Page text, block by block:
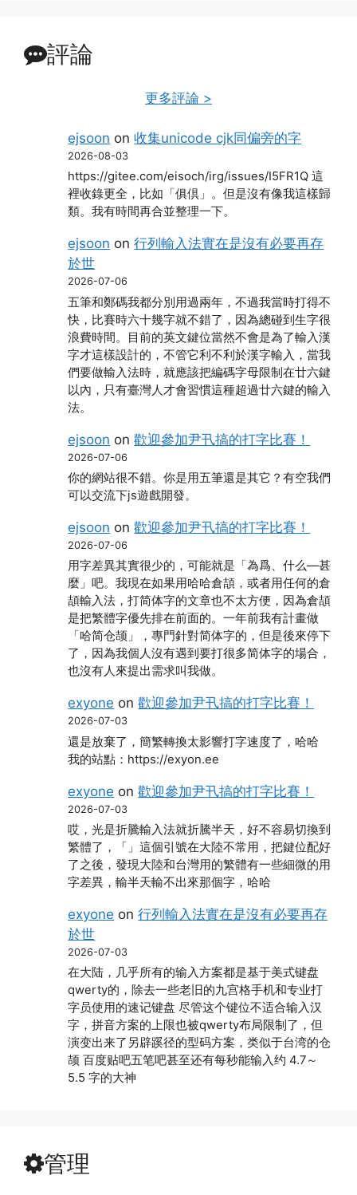
評論
更多評論 >
ejsoon on收集unicode cjk同偏旁的字
2026-08-03
https://gitee.com/eisoch/irg/issues/I5FR1Q 這
裡收錄更全，比如「俱倶」。但是沒有像我這樣歸
類。我有時間再合並整理一下。
ejsoon on行列輸入法實在是沒有必要再存
於世
2026-07-06
五筆和鄭碼我都分別用過兩年，不過我當時打得不
快，比賽時六十幾字就不錯了，因為總碰到生字很
浪費時間。目前的英文鍵位當然不會是為了輸入漢
字才這樣設計的，不管它利不利於漢字輸入，當我
們要做輸入法時，就應該把編碼字母限制在廿六鍵
以內，只有臺灣人才會習慣這種超過廿六鍵的輸入
法。
ejsoon on歡迎參加尹卂搞的打字比賽！
2026-07-06
你的網站很不錯。你是用五筆還是其它？有空我們
可以交流下js遊戲開發。
ejsoon on歡迎參加尹卂搞的打字比賽！
2026-07-06
用字差異其實很少的，可能就是「為爲、什么―甚
麼」吧。我現在如果用哈哈倉頡，或者用任何的倉
頡輸入法，打简体字的文章也不太方便，因為倉頡
是把繁體字優先排在前面的。一年前我有計畫做
「哈简仓颉」，專門針對简体字的，但是後來停下
了，因為我個人沒有遇到要打很多简体字的場合，
也沒有人來提出需求叫我做。
exyone on歡迎參加尹卂搞的打字比賽！
2026-07-03
還是放棄了，簡繁轉換太影響打字速度了，哈哈
我的站點：https://exyon.ee
exyone on歡迎參加尹卂搞的打字比賽！
2026-07-03
哎，光是折騰輸入法就折騰半天，好不容易切換到
繁體了，「」這個引號在大陸不常用，把鍵位配好
了之後，發現大陸和台灣用的繁體有一些細微的用
字差異，輸半天輸不出來那個字，哈哈
exyone on行列輸入法實在是沒有必要再存
於世
2026-07-03
在大陆，几乎所有的输入方案都是基于美式键盘
qwerty的，除去一些老旧的九宫格手机和专业打
字员使用的速记键盘 尽管这个键位不适合输入汉
字，拼音方案的上限也被qwerty布局限制了，但
演变出来了另辟蹊径的型码方案，类似于台湾的仓
颉 百度贴吧五笔吧甚至还有每秒能输入约 4.7～
5.5 字的大神
管理